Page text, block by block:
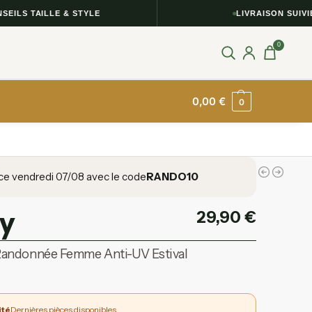
TAILLE & STYLE LIVRAISON SUIVIE
0
0,00€ 0
vendredi 07/08 avec le codeRANDO10
29,90 €
Femme Anti-UV Estival
Dernières pièces disponibles